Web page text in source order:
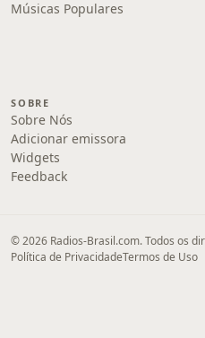
Músicas Populares
SOBRE
Sobre Nós
Adicionar emissora
Widgets
Feedback
© 2026 Radios-Brasil.com. Todos os
Política de PrivacidadeTermos de Uso